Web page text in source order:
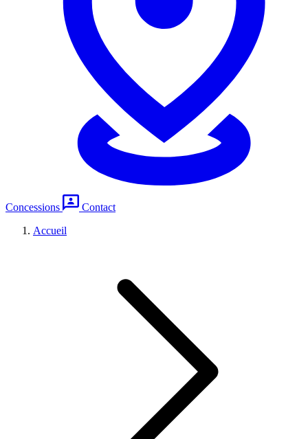
Concessions
Contact
Accueil